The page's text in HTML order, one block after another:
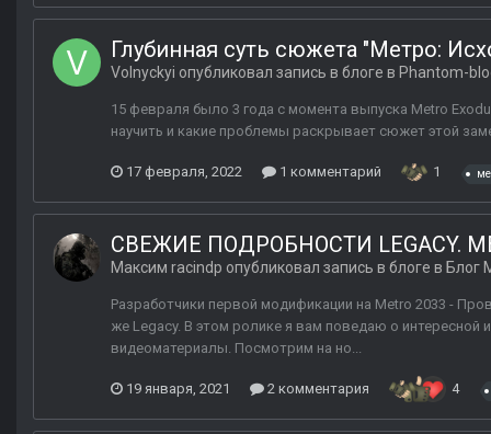
Глубинная суть сюжета "Метро:
Volnyckyi опубликовал запись в блоге в Phantom-
15 февраля было 3 года с момента выпуска Metro
научить и какие проблемы раскрывает сюжет этой
17 февраля, 2022 1 комментарий 1
СВЕЖИЕ ПОДРОБНОСТИ LEGACY.
Максим raсindp опубликовал запись в блоге в Блог
Разработчики первой модификации на Metro 2033 -
же Legacy. В этом ролике я вам поведаю о
видеоматериалы. Посмотрим на но...
19 января, 2021 2 комментария 4